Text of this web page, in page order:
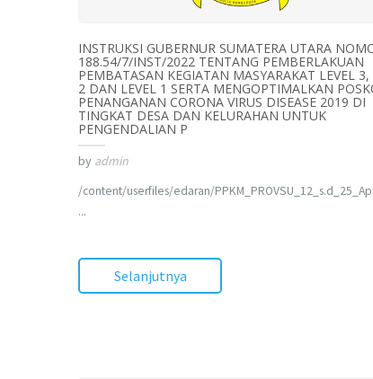
INSTRUKSI GUBERNUR SUMATERA UTARA
188.54/7/INST/2022 TENTANG PEMBERLAKUAN
PEMBATASAN KEGIATAN MASYARAKAT LEVEL 3,
2 DAN LEVEL 1 SERTA MENGOPTIMALKAN
PENANGANAN CORONA VIRUS DISEASE 2019 DI
TINGKAT DESA DAN KELURAHAN UNTUK
PENGENDALIAN P
by admin
/content/userfiles/edaran/
...
Selanjutnya